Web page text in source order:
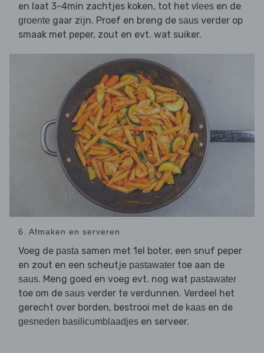
en laat 3-4min zachtjes koken, tot het vlees en de
groente gaar zijn. Proef en breng de saus verder op
smaak met peper, zout en evt. wat suiker.
6. Afmaken en serveren
Voeg de pasta samen met 1el boter, een snuf peper
en zout en een scheutje pastawater toe aan de
saus. Meng goed en voeg evt. nog wat pastawater
toe om de saus verder te verdunnen. Verdeel het
gerecht over borden, bestrooi met de kaas en de
gesneden basilicumblaadjes en serveer.